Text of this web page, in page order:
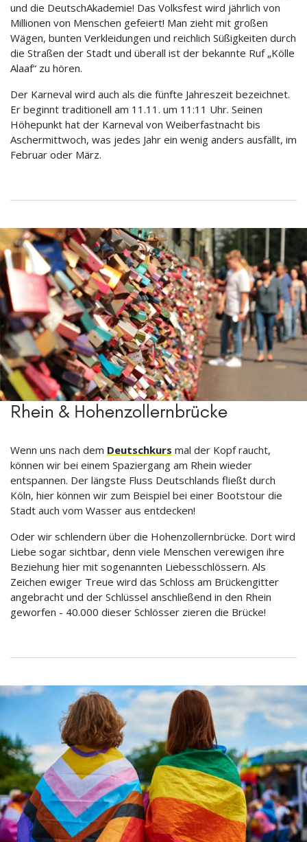
und die DeutschAkademie! Das Volksfest wird jährlich von
Millionen von Menschen gefeiert! Man zieht mit großen
Wägen, bunten Verkleidungen und reichlich Süßigkeiten durch
die Straßen der Stadt und überall ist der bekannte Ruf „Kölle
Alaaf“ zu hören.
Der Karneval wird auch als die fünfte Jahreszeit bezeichnet.
Er beginnt traditionell am 11.11. um 11:11 Uhr. Seinen
Höhepunkt hat der Karneval von Weiberfastnacht bis
Aschermittwoch, was jedes Jahr ein wenig anders ausfällt, im
Februar oder März.
Rhein & Hohenzollernbrücke
Wenn uns nach dem Deutschkurs mal der Kopf raucht,
können wir bei einem Spaziergang am Rhein wieder
entspannen. Der längste Fluss Deutschlands fließt durch
Köln, hier können wir zum Beispiel bei einer Bootstour die
Stadt auch vom Wasser aus entdecken!
Oder wir schlendern über die Hohenzollernbrücke. Dort wird
Liebe sogar sichtbar, denn viele Menschen verewigen ihre
Beziehung hier mit sogenannten Liebesschlössern. Als
Zeichen ewiger Treue wird das Schloss am Brückengitter
angebracht und der Schlüssel anschließend in den Rhein
geworfen - 40.000 dieser Schlösser zieren die Brücke!